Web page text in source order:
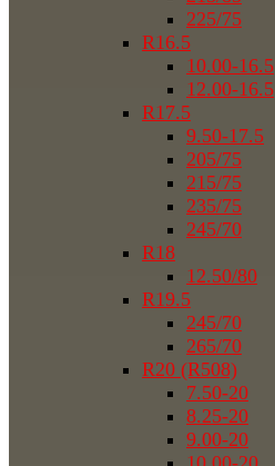
225/75
R16.5
10.00-16.5
12.00-16.5
R17.5
9.50-17.5
205/75
215/75
235/75
245/70
R18
12.50/80
R19.5
245/70
265/70
R20 (R508)
7.50-20
8.25-20
9.00-20